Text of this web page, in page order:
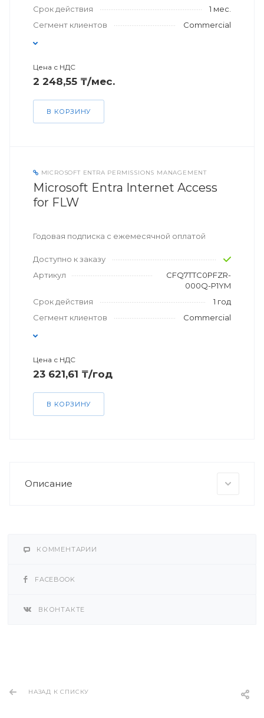
Срок действия
1 мес.
Сегмент клиентов
Commercial
Цена с НДС
2 248,55 ₸/мес.
В КОРЗИНУ
MICROSOFT ENTRA PERMISSIONS MANAGEMENT
Microsoft Entra Internet Access
for FLW
Годовая подписка с ежемесячной оплатой
Доступно к заказу
Артикул
CFQ7TTC0PFZR-
000Q-P1YM
Срок действия
1 год
Сегмент клиентов
Commercial
Цена с НДС
23 621,61 ₸/год
В КОРЗИНУ
Описание
КОММЕНТАРИИ
FACEBOOK
ВКОНТАКТЕ
НАЗАД К СПИСКУ